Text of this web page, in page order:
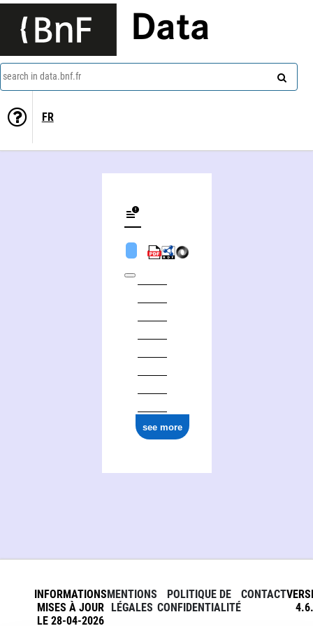
Data
search in data.bnf.fr
FR
see more
INFORMATIONS
MISES À JOUR
LE 28-04-2026
MENTIONS
LÉGALES
POLITIQUE DE
CONFIDENTIALITÉ
CONTACT